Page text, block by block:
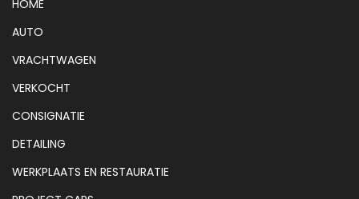
HOME
AUTO
VRACHTWAGEN
VERKOCHT
CONSIGNATIE
DETAILING
WERKPLAATS EN RESTAURATIE